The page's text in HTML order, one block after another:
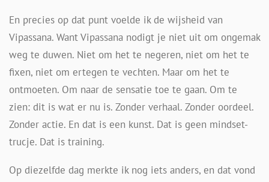
En precies op dat punt voelde ik de wijsheid van
Vipassana. Want Vipassana nodigt je niet uit om ongemak
weg te duwen. Niet om het te negeren, niet om het te
fixen, niet om ertegen te vechten. Maar om het te
ontmoeten. Om naar de sensatie toe te gaan. Om te
zien: dit is wat er nu is. Zonder verhaal. Zonder oordeel.
Zonder actie. En dat is een kunst. Dat is geen mindset-
trucje. Dat is training.
Op diezelfde dag merkte ik nog iets anders, en dat vond